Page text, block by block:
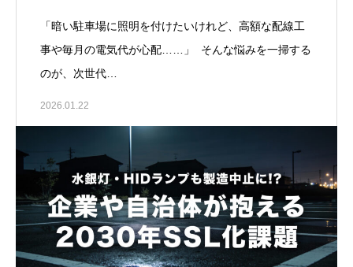
「暗い駐車場に照明を付けたいけれど、高額な配線工
事や毎月の電気代が心配……」 そんな悩みを一掃する
のが、次世代…
2026.01.22